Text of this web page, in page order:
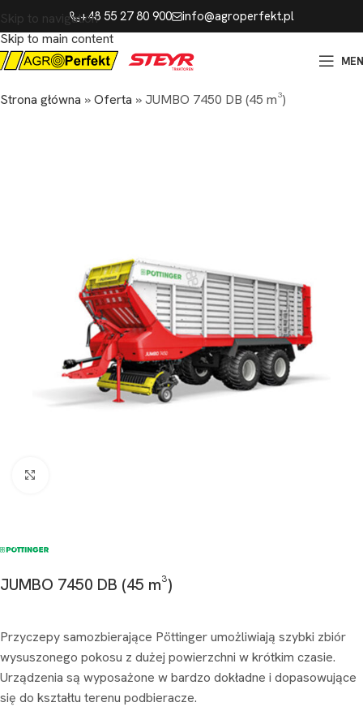
Skip to navigation
Skip to main content
+48 55 27 80 900 info@agroperfekt.pl
Strona główna »Oferta »JUMBO 7450 DB (45 m³)
JUMBO 7450 DB (45 m³)
Przyczepy samozbierające Pöttinger umożliwiają szybki zbiór
wysuszonego pokosu z dużej powierzchni w krótkim czasie.
Urządzenia są wyposażone w bardzo dokładne i dopasowujące
się do kształtu terenu podbieracze.